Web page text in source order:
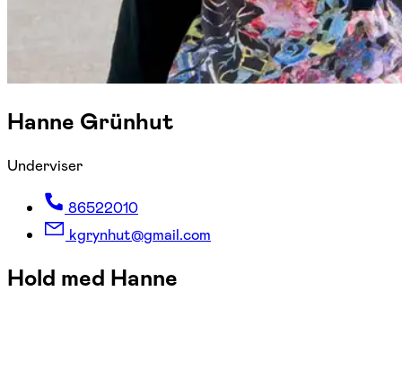
Hanne Grünhut
Underviser
86522010
kgrynhut@gmail.com
Hold med Hanne